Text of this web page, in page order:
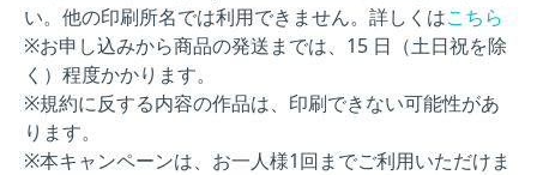
い。他の印刷所名では利用できません。詳しくはこちら
※お申し込みから商品の発送までは、15 日（土日祝を除
く）程度かかります。
※規約に反する内容の作品は、印刷できない可能性があ
ります。
※本キャンペーンは、お一人様1回までご利用いただけま